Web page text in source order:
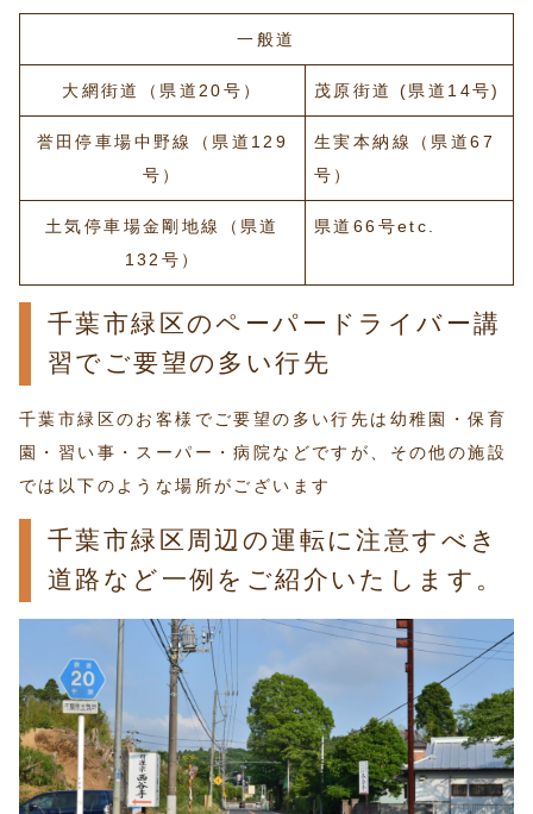
一般道
大網街道（県道20号） 茂原街道 (県道14号)
誉田停車場中野線（県道129
号）
生実本納線（県道67
号）
土気停車場金剛地線（県道
132号）
県道66号etc.
千葉市緑区のペーパードライバー講
習でご要望の多い行先
千葉市緑区のお客様でご要望の多い行先は幼稚園・保育
園・習い事・スーパー・病院などですが、その他の施設
では以下のような場所がございます
千葉市緑区周辺の運転に注意すべき
道路など一例をご紹介いたします。